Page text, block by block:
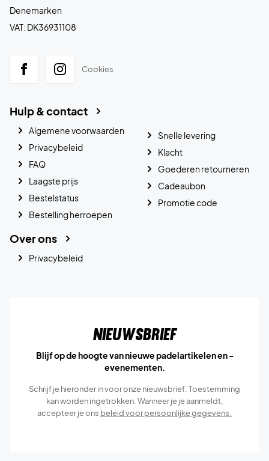
Denemarken
VAT: DK36931108
Cookies
Hulp & contact
Algemene voorwaarden
Privacybeleid
FAQ
Laagste prijs
Bestelstatus
Bestelling herroepen
Snelle levering
Klacht
Goederen retourneren
Cadeaubon
Promotie code
Over ons
Privacybeleid
Nieuwsbrief
Blijf op de hoogte van nieuwe padelartikelen en -
evenementen.
Schrijf je hieronder in voor onze nieuwsbrief. Toestemming
kan worden ingetrokken. Wanneer je je aanmeldt,
accepteer je ons beleid voor persoonlijke gegevens.